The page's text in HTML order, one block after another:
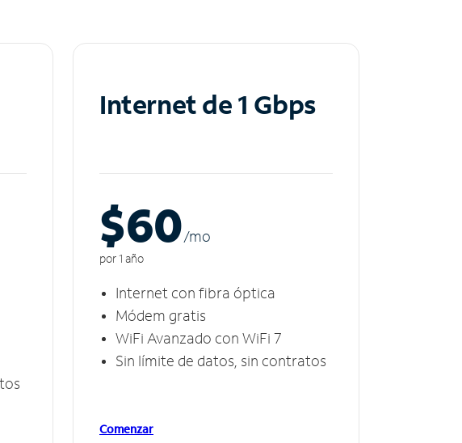
Internet de 1 Gbps
$60/mo
por 1 año
Internet con fibra óptica
Módem gratis
WiFi Avanzado con WiFi 7
Sin límite de datos, sin contratos
Comenzar